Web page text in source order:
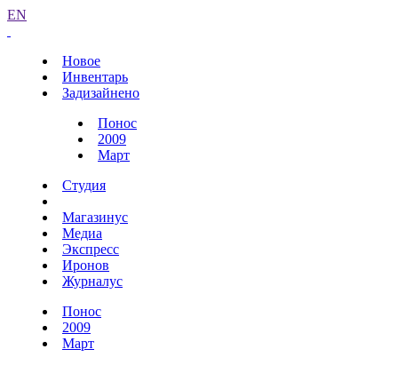
EN
Новое
Инвентарь
Задизайнено
Понос
2009
Март
Студия
Магазинус
Медиа
Экспресс
Иронов
Журналус
Понос
2009
Март